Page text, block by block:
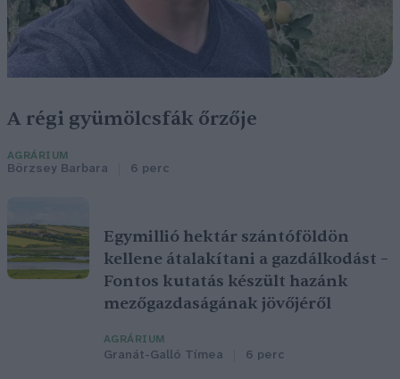
A régi gyümölcsfák őrzője
AGRÁRIUM
Börzsey Barbara 6 perc
Egymillió hektár szántóföldön
kellene átalakítani a gazdálkodást –
Fontos kutatás készült hazánk
mezőgazdaságának jövőjéről
AGRÁRIUM
Granát-Galló Tímea 6 perc